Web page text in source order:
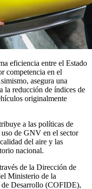
eficiencia entre el Estado
competencia en el
asegura una
la reducción de índices de
originalmente
a las políticas de
de GNV en el sector
del aire y las
nacional.
de la Dirección de
Ministerio de la
Desarrollo (COFIDE),